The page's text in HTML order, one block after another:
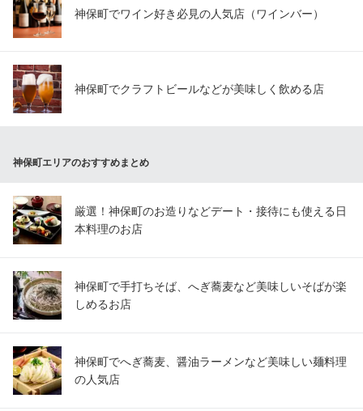
神保町でワイン好き必見の人気店（ワインバー）
神保町でクラフトビールなどが美味しく飲める店
神保町エリアのおすすめまとめ
厳選！神保町のお造りなどデート・接待にも使える日
本料理のお店
神保町で手打ちそば、へぎ蕎麦など美味しいそばが楽
しめるお店
神保町でへぎ蕎麦、醤油ラーメンなど美味しい麺料理
の人気店